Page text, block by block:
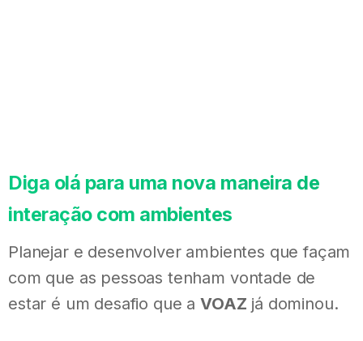
Diga olá para uma nova maneira de
interação com ambientes
Planejar e desenvolver ambientes que façam
com que as pessoas tenham vontade de
estar é um desafio que a VOAZ já dominou.